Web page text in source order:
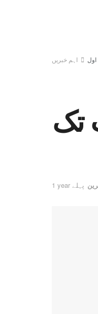
اہم خبریں
تک
1 year پہلے